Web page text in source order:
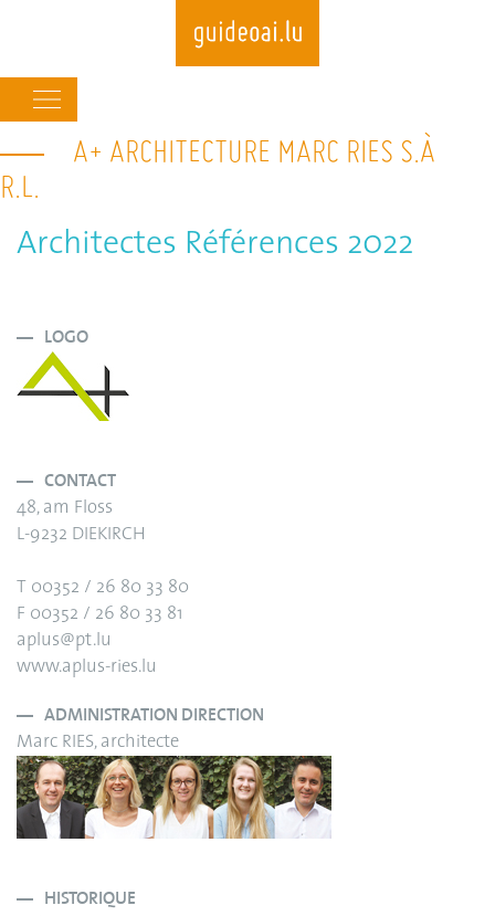
Skip
to
navigation
A+ ARCHITECTURE MARC RIES S.À
R.L.
Architectes Références 2022
LOGO
CONTACT
48, am Floss
L-9232 DIEKIRCH
T 00352 / 26 80 33 80
F 00352 / 26 80 33 81
aplus@pt.lu
www.aplus-ries.lu
ADMINISTRATION DIRECTION
Marc RIES, architecte
HISTORIQUE